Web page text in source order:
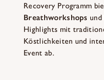
Recovery Programm
Breathworkshops und
Highlights mit
Köstlichkeiten und
Event ab.